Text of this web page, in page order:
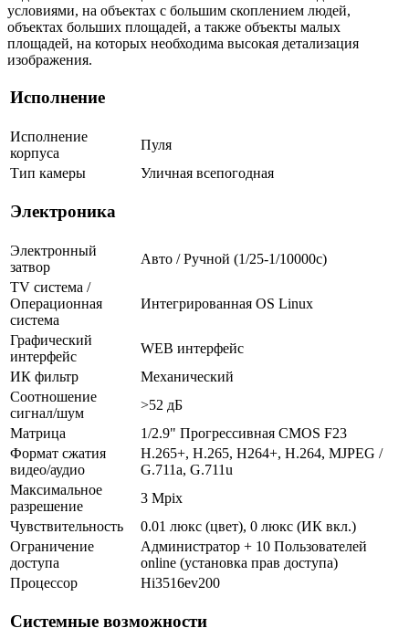
условиями, на объектах с большим скоплением людей,
объектах больших площадей, а также объекты малых
площадей, на которых необходима высокая детализация
изображения.
Исполнение
Исполнение
корпуса
Пуля
Тип камеры
Уличная всепогодная
Электроника
Электронный
затвор
Авто / Ручной (1/25-1/10000c)
TV система /
Операционная
система
Интегрированная OS Linux
Графический
интерфейс
WEB интерфейс
ИК фильтр
Механический
Соотношение
сигнал/шум
>52 дБ
Матрица
1/2.9" Прогрессивная CMOS F23
Формат сжатия
видео/аудио
H.265+, H.265, H264+, H.264, MJPEG /
G.711a, G.711u
Максимальное
разрешение
3 Mpix
Чувствительность
0.01 люкс (цвет), 0 люкс (ИК вкл.)
Ограничение
доступа
Администратор + 10 Пользователей
online (установка прав доступа)
Процессор
Hi3516ev200
Системные возможности